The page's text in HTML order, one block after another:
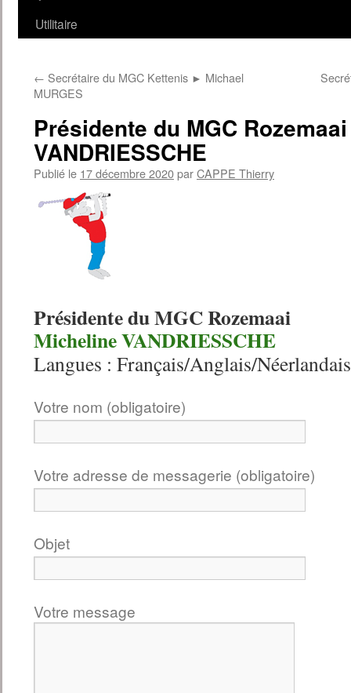
Utilitaire
← Secrétaire du MGC Kettenis ► Michael
MURGES
Présidente du MGC
VANDRIESSCHE
Publié le 17 décembre 2020parCAPPE Thierry
Présidente du MGC Rozemaai
Micheline VANDRIESSCHE
Langues : Français/Anglais/
Votre nom (obligatoire)
Votre adresse de messagerie (obligatoire)
Objet
Votre message